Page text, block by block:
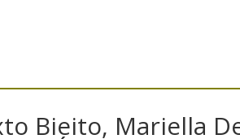
Bieito, Mariella